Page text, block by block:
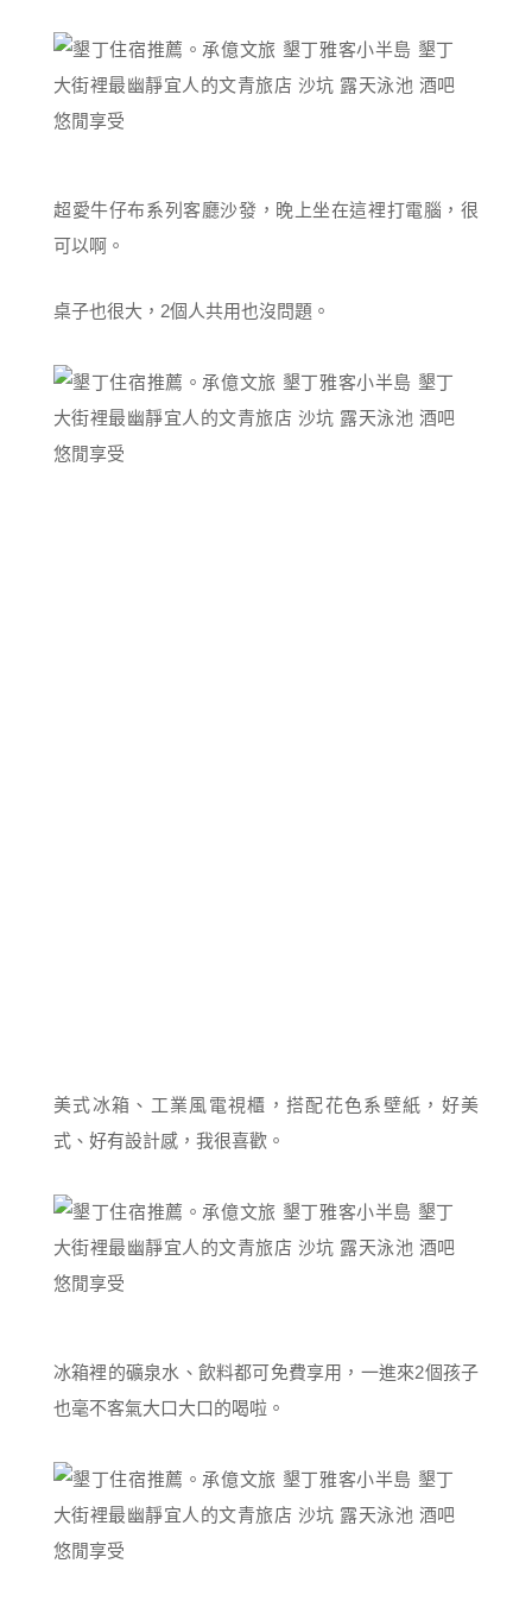
超愛牛仔布系列客廳沙發，晚上坐在這裡打電腦，很
可以啊。
桌子也很大，2個人共用也沒問題。
美式冰箱、工業風電視櫃，搭配花色系壁紙，好美
式、好有設計感，我很喜歡。
冰箱裡的礦泉水、飲料都可免費享用，一進來2個孩子
也毫不客氣大口大口的喝啦。